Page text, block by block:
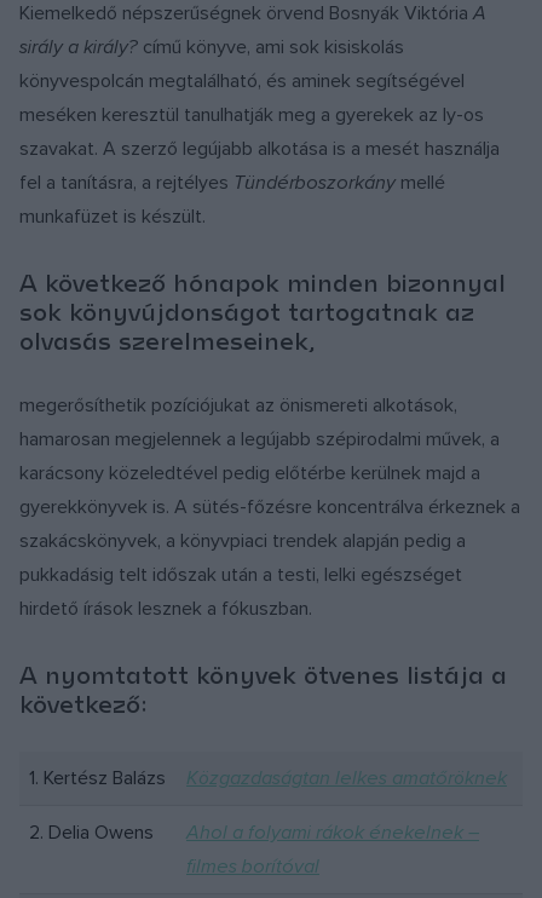
Kiemelkedő népszerűségnek örvend Bosnyák ViktóriaA
sirály a király? című könyve, ami sok kisiskolás
könyvespolcán megtalálható, és aminek segítségével
meséken keresztül tanulhatják meg a gyerekek az ly-os
szavakat. A szerző legújabb alkotása is a mesét használja
fel a tanításra, a rejtélyes Tündérboszorkány mellé
munkafüzet is készült.
A következő hónapok minden bizonnyal
sok könyvújdonságot tartogatnak az
olvasás szerelmeseinek,
megerősíthetik pozíciójukat az önismereti alkotások,
hamarosan megjelennek a legújabb szépirodalmi művek, a
karácsony közeledtével pedig előtérbe kerülnek majd a
gyerekkönyvek is. A sütés-főzésre koncentrálva érkeznek a
szakácskönyvek, a könyvpiaci trendek alapján pedig a
pukkadásig telt időszak után a testi, lelki egészséget
hirdető írások lesznek a fókuszban.
A nyomtatott könyvek ötvenes listája a
következő:
1. Kertész Balázs Közgazdaságtan lelkes amatőröknek
2. Delia Owens
Ahol a folyami rákok énekelnek –
filmes borítóval